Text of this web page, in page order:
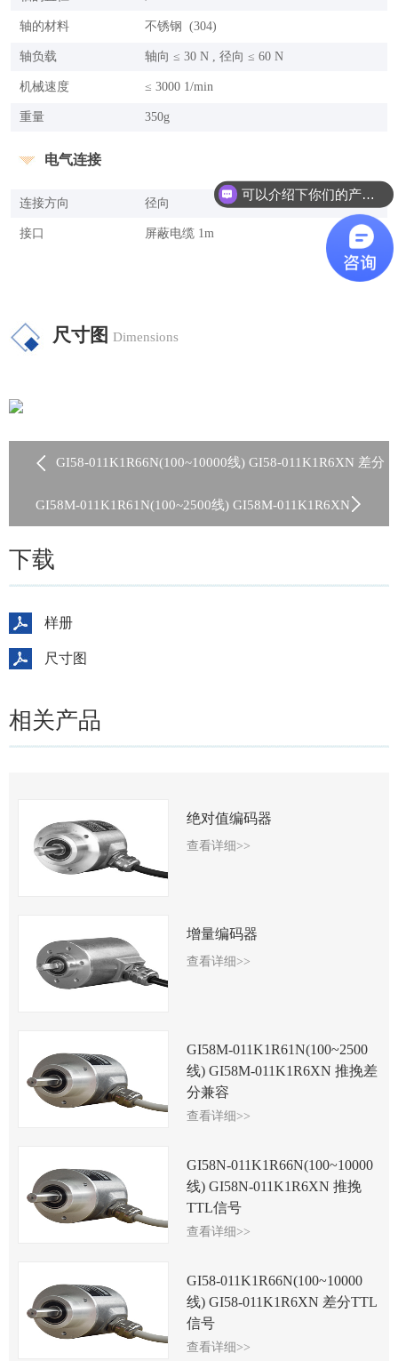
轴的材料 不锈钢 (304)
轴负载 轴向 ≤ 30 N , 径向 ≤ 60 N
机械速度 ≤ 3000 1/min
重量 350g
电气连接
连接方向 径向
接口 屏蔽电缆 1m
尺寸图 Dimensions
GI58-011K1R66N(100~10000线) GI58-011K1R6XN 差分
TTL信号
GI58M-011K1R61N(100~2500线) GI58M-011K1R6XN
推挽差分兼容
下载
样册
尺寸图
相关产品
绝对值编码器
查看详细>>
增量编码器
查看详细>>
GI58M-011K1R61N(100~2500
线) GI58M-011K1R6XN 推挽差
分兼容
查看详细>>
GI58N-011K1R66N(100~10000
线) GI58N-011K1R6XN 推挽
TTL信号
查看详细>>
GI58-011K1R66N(100~10000
线) GI58-011K1R6XN 差分TTL
信号
查看详细>>
可以介绍下你们的产品么？